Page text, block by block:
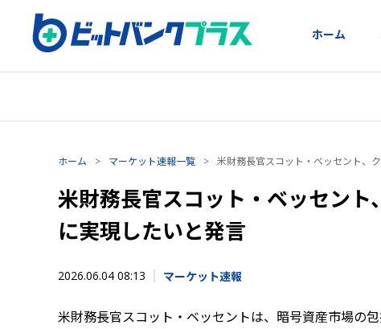
ホーム
ホーム > マーケット速報一覧 > 米財務長官スコット・ベッセント、
米財務長官スコット・ベッセン
に実現したいと発言
2026.06.04 08:13 マーケット速報
米財務長官スコット・ベッセントは、暗号資産市場の